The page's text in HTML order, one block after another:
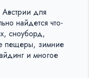
для
найдется что-
сноуборд,
пещеры, зимние
и многое